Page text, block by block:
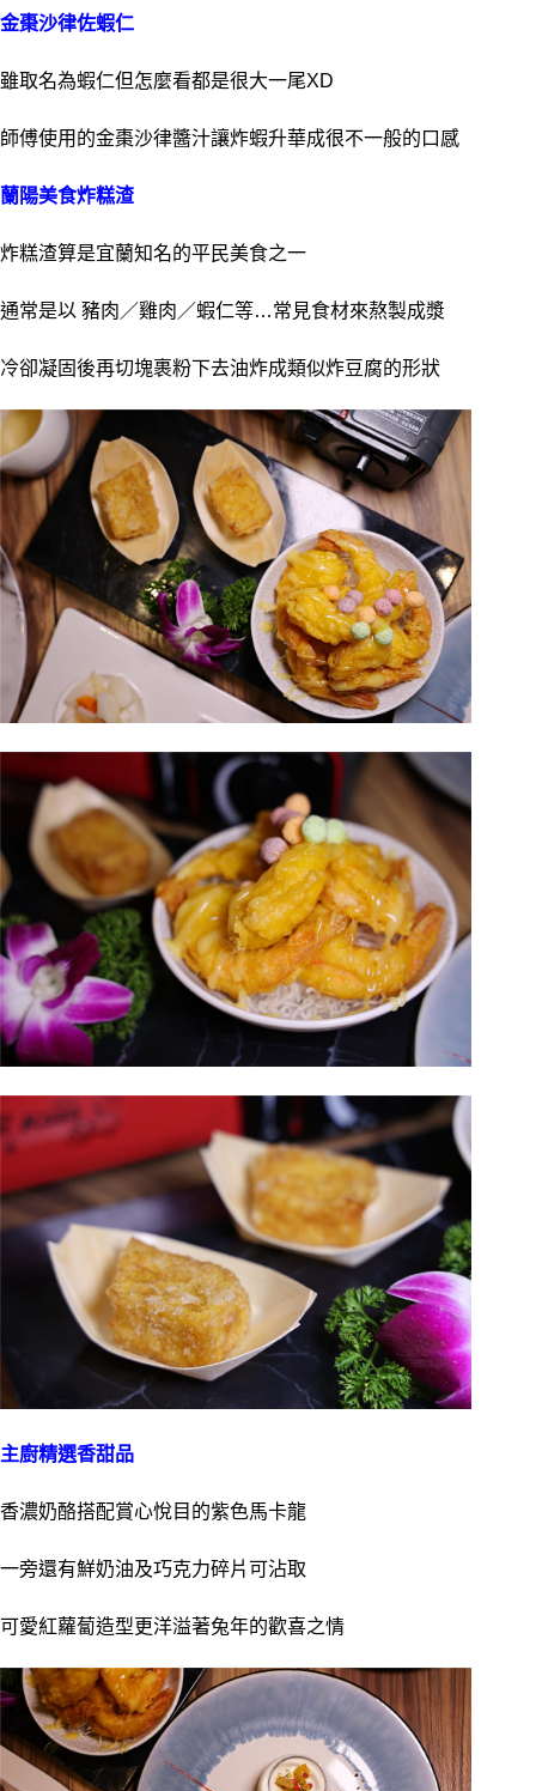
金棗沙律佐蝦仁
雖取名為蝦仁但怎麼看都是很大一尾XD
師傅使用的金棗沙律醬汁讓炸蝦升華成很不一般的口感
蘭陽美食炸糕渣
炸糕渣算是宜蘭知名的平民美食之一
通常是以 豬肉／雞肉／蝦仁等…常見食材來熬製成漿
冷卻凝固後再切塊裹粉下去油炸成類似炸豆腐的形狀
主廚精選香甜品
香濃奶酪搭配賞心悅目的紫色馬卡龍
一旁還有鮮奶油及巧克力碎片可沾取
可愛紅蘿蔔造型更洋溢著兔年的歡喜之情